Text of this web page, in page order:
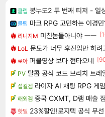
클립 봉누도2 두 번째 티저 - 일
클립 마크 RPG 고민하는 이경
리니지M 미친놈들아니야 ㅡㅡ
LoL 문도가 너무 후진입만 하려
로아 퍼클영상 보다 현타오네
PV 탈콥 공식 코드 브리치 트레
섭컬겜 라이자 AI 채팅 RPG
해외겜 중국 CXMT, D램 매출
핫딜 23%할인!로지텍 공식 무